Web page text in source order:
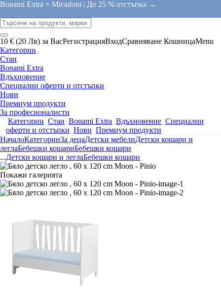
Bonami Extra × Micadoni | До 25 % отстъпка →
10 € (20 Лв) за ВасРегистрацияВходСравняване КошницаMenu
Категории
Стаи
Bonami Extra
Вдъхновение
Специални оферти и отстъпки
Нови
Премиум продукти
За професионалисти
Категории Стаи Bonami Extra Вдъхновение Специални
оферти и отстъпки Нови Премиум продукти
НачалоКатегорииЗа децаДетски мебелиДетски кошари и
леглаБебешки кошариБебешки кошари
...Детски кошари и леглаБебешки кошари
Покажи галерията